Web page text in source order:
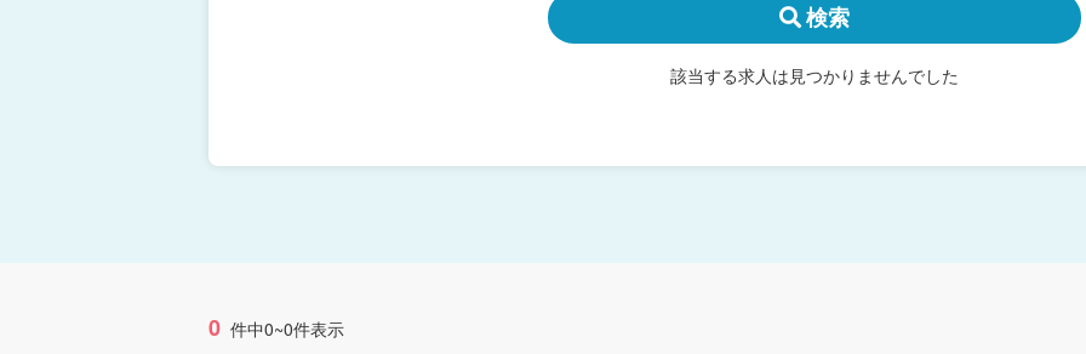
検索
該当する求人は見つかりませんでした
0 件中0~0件表示